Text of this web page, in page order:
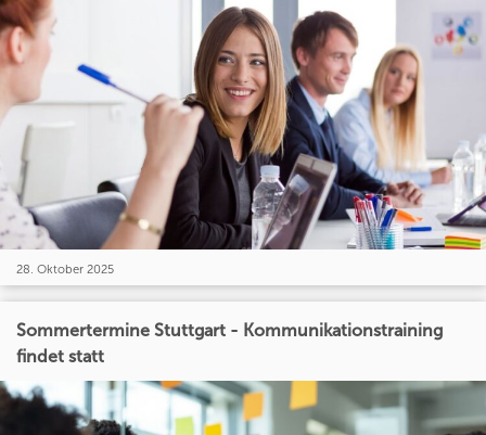
28. Oktober 2025
Sommertermine Stuttgart - Kommunikationstraining
findet statt